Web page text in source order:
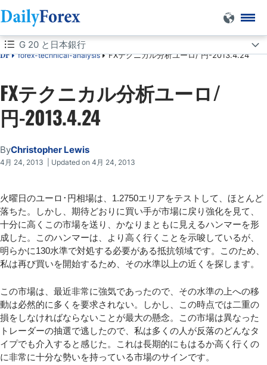
DF forex-technical-analysis FXテクニカル分析ユーロ/ 円-2013.4.24
G 20 と日本銀行
FXテクニカル分析ユーロ/
円-2013.4.24
ByChristopher Lewis
4月 24, 2013 | Updated on 4月 24, 2013
火曜日のユーロ･円相場は、1.2750エリアをテストして、ほとんど
落ちた。しかし、期待どおりに買い手が市場に戻り強化を見て、
十分に高くこの市場を送り、かなりまともに見えるハンマーを形
成した。このハンマーは、より高く行くことを示唆しているが、
明らかに130水準で対処する必要がある抵抗領域です。このため、
私は再び買いを開始するため、その水準以上の近くを探します。
この市場は、最近非常に強気であったので、その水準の上への移
動は必然的に多くを要求されない。しかし、この時点では二重の
損をしなければならないことが最大の懸念。この市場は異なった
トレーダーの抽選で逃したので、私は多くの人が反落のどんなタ
イプでも介入すると感じた。これは長期的にもはるか高く行くの
に非常に十分な勢いを持っている市場のサインです。